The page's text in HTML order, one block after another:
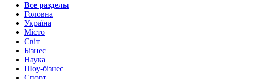
Все разделы
Головна
Україна
Місто
Світ
Бізнес
Наука
Шоу-бізнес